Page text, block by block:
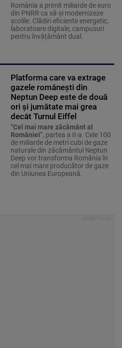
România a primit miliarde de euro
din PNRR ca să-și modernizeze
școlile. Clădiri eficiente energetic,
laboratoare digitale, campusuri
pentru învățământ dual.
Platforma care va extrage
gazele românești din
Neptun Deep este de două
ori și jumătate mai grea
decât Turnul Eiffel
”Cel mai mare zăcământ al
României”, partea a II-a. Cele 100
de miliarde de metri cubi de gaze
naturale din zăcământul Neptun
Deep vor transforma România în
cel mai mare producător de gaze
din Uniunea Europeană.